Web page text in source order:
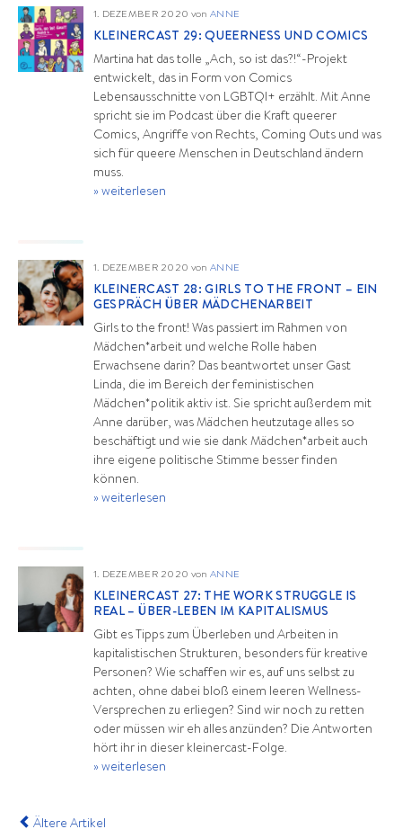
1. DEZEMBER 2020 vonANNE
KLEINERCAST 29: QUEERNESS UND COMICS
Martina hat das tolle „Ach, so ist das?!“-Projekt
entwickelt, das in Form von Comics
Lebensausschnitte von LGBTQI+ erzählt. Mit Anne
spricht sie im Podcast über die Kraft queerer
Comics, Angriffe von Rechts, Coming Outs und was
sich für queere Menschen in Deutschland ändern
muss.
» weiterlesen
1. DEZEMBER 2020 vonANNE
KLEINERCAST 28: GIRLS TO THE FRONT – EIN
GESPRÄCH ÜBER MÄDCHENARBEIT
Girls to the front! Was passiert im Rahmen von
Mädchen*arbeit und welche Rolle haben
Erwachsene darin? Das beantwortet unser Gast
Linda, die im Bereich der feministischen
Mädchen*politik aktiv ist. Sie spricht außerdem mit
Anne darüber, was Mädchen heutzutage alles so
beschäftigt und wie sie dank Mädchen*arbeit auch
ihre eigene politische Stimme besser finden
können.
» weiterlesen
1. DEZEMBER 2020 vonANNE
KLEINERCAST 27: THE WORK STRUGGLE IS
REAL – ÜBER-LEBEN IM KAPITALISMUS
Gibt es Tipps zum Überleben und Arbeiten in
kapitalistischen Strukturen, besonders für kreative
Personen? Wie schaffen wir es, auf uns selbst zu
achten, ohne dabei bloß einem leeren Wellness-
Versprechen zu erliegen? Sind wir noch zu retten
oder müssen wir eh alles anzünden? Die Antworten
hört ihr in dieser kleinercast-Folge.
» weiterlesen
Ältere Artikel